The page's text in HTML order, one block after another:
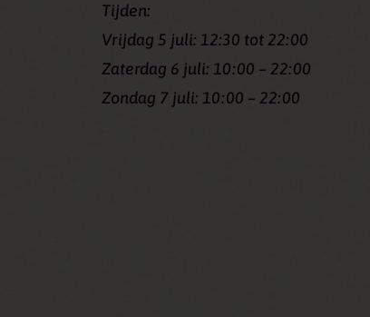
Tijden:
Vrijdag 5 juli: 12:30 tot 22:00
Zaterdag 6 juli: 10:00 – 22:00
Zondag 7 juli: 10:00 – 22:00